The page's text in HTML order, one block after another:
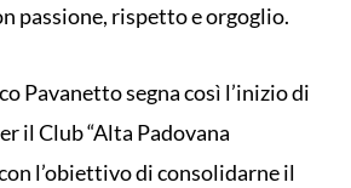
passione, rispetto e orgoglio.
Pavanetto segna così l’inizio di
il Club “Alta Padovana
l’obiettivo di consolidarne il